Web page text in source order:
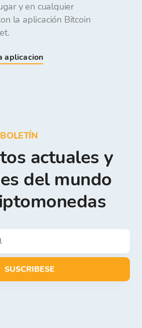
y en cualquier
la aplicación Bitcoin
aplicacion
actuales y
del mundo
SUSCRIBESE